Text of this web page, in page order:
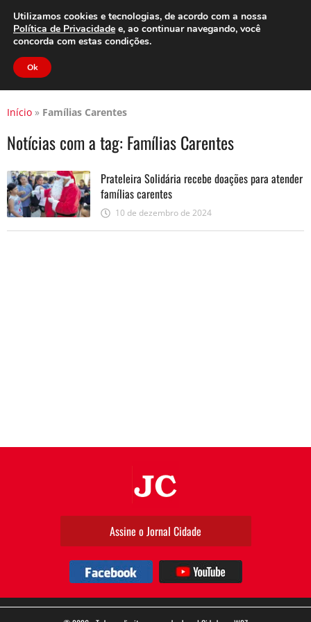
Clube do Assinante Área do Assinante
Início » Famílias Carentes
Notícias com a tag: Famílias Carentes
Prateleira Solidária recebe doações para atender
famílias carentes
10 de dezembro de 2024
Assine o Jornal Cidade
Facebook
Utilizamos cookies e tecnologias, de acordo com a nossa
Política de Privacidade e, ao continuar navegando, você
concorda com estas condições.
Ok